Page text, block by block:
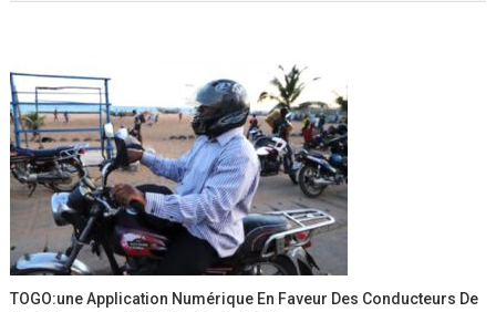
TOGO:une Application Numérique En Faveur Des Conducteurs De